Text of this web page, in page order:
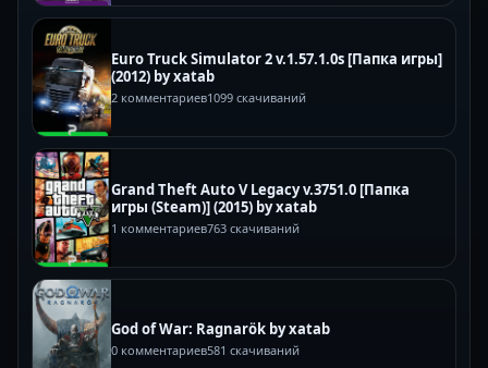
Euro Truck Simulator 2 v.1.57.1.0s [Папка игры]
(2012) by xatab
2 комментариев1099 скачиваний
Grand Theft Auto V Legacy v.3751.0 [Папка
игры (Steam)] (2015) by xatab
1 комментариев763 скачиваний
God of War: Ragnarök by xatab
0 комментариев581 скачиваний